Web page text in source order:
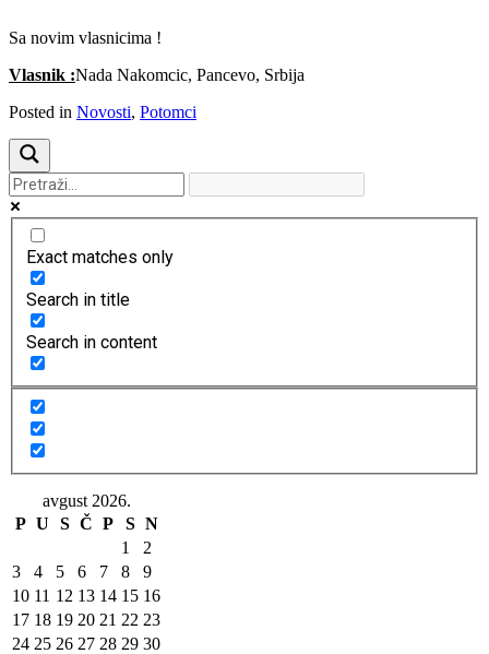
Sa novim vlasnicima !
Vlasnik :Nada Nakomcic, Pancevo, Srbija
Posted in Novosti, Potomci
Exact matches only
Search in title
Search in content
avgust 2026.
P U S Č P S N
1
2
3
4 5 6 7 8
9
10 11 12 13 14 15 16
17 18 19 20 21 22 23
24 25 26 27 28 29 30